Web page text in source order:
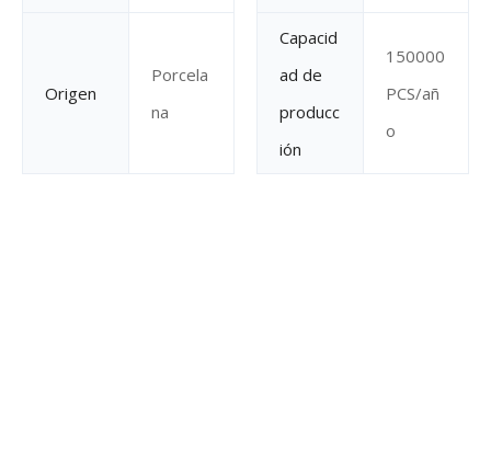
Origen
Porcela
na
Capacid
ad de
producc
ión
150000
PCS/añ
o